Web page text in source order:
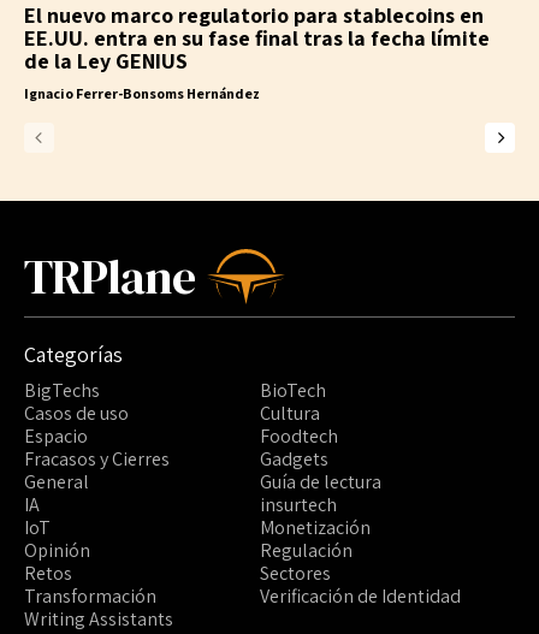
El nuevo marco regulatorio para stablecoins en
EE.UU. entra en su fase final tras la fecha límite
de la Ley GENIUS
Ignacio Ferrer-Bonsoms Hernández
TRPlane
Categorías
BigTechs
BioTech
Casos de uso
Cultura
Espacio
Foodtech
Fracasos y Cierres
Gadgets
General
Guía de lectura
IA
insurtech
IoT
Monetización
Opinión
Regulación
Retos
Sectores
Transformación
Verificación de Identidad
Writing Assistants